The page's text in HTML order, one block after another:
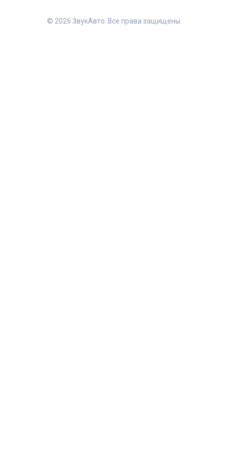
© 2026 ЗвукАвто. Все права защищены.